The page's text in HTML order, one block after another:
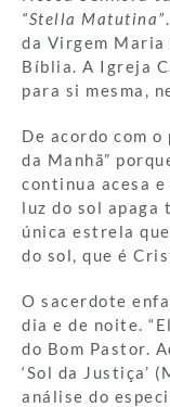
“Stella Matutina”
da Virgem Maria
Bíblia. A Igreja
para si mesma,
De acordo com
da Manhã”
continua acesa
luz do sol apaga
única estrela
do sol, que é
O sacerdote
dia e de noite.
do Bom Pastor.
‘Sol da Justiça’
análise do